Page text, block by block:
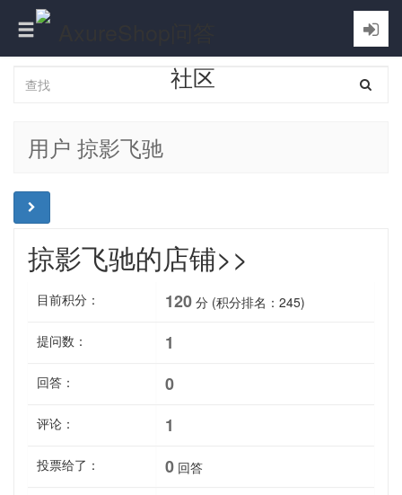
Toggle
navigation
用户 掠影飞驰
掠影飞驰的店铺>>
目前积分： 120 分 (积分排名： 245)
提问数： 1
回答： 0
评论： 1
投票给了： 0 回答